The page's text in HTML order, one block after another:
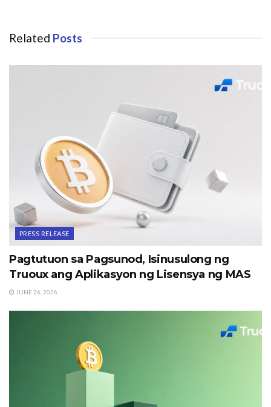
Related Posts
PRESS RELEASE
Pagtutuon sa Pagsunod, Isinusulong ng
Truoux ang Aplikasyon ng Lisensya ng MAS
JUNE 26, 2026